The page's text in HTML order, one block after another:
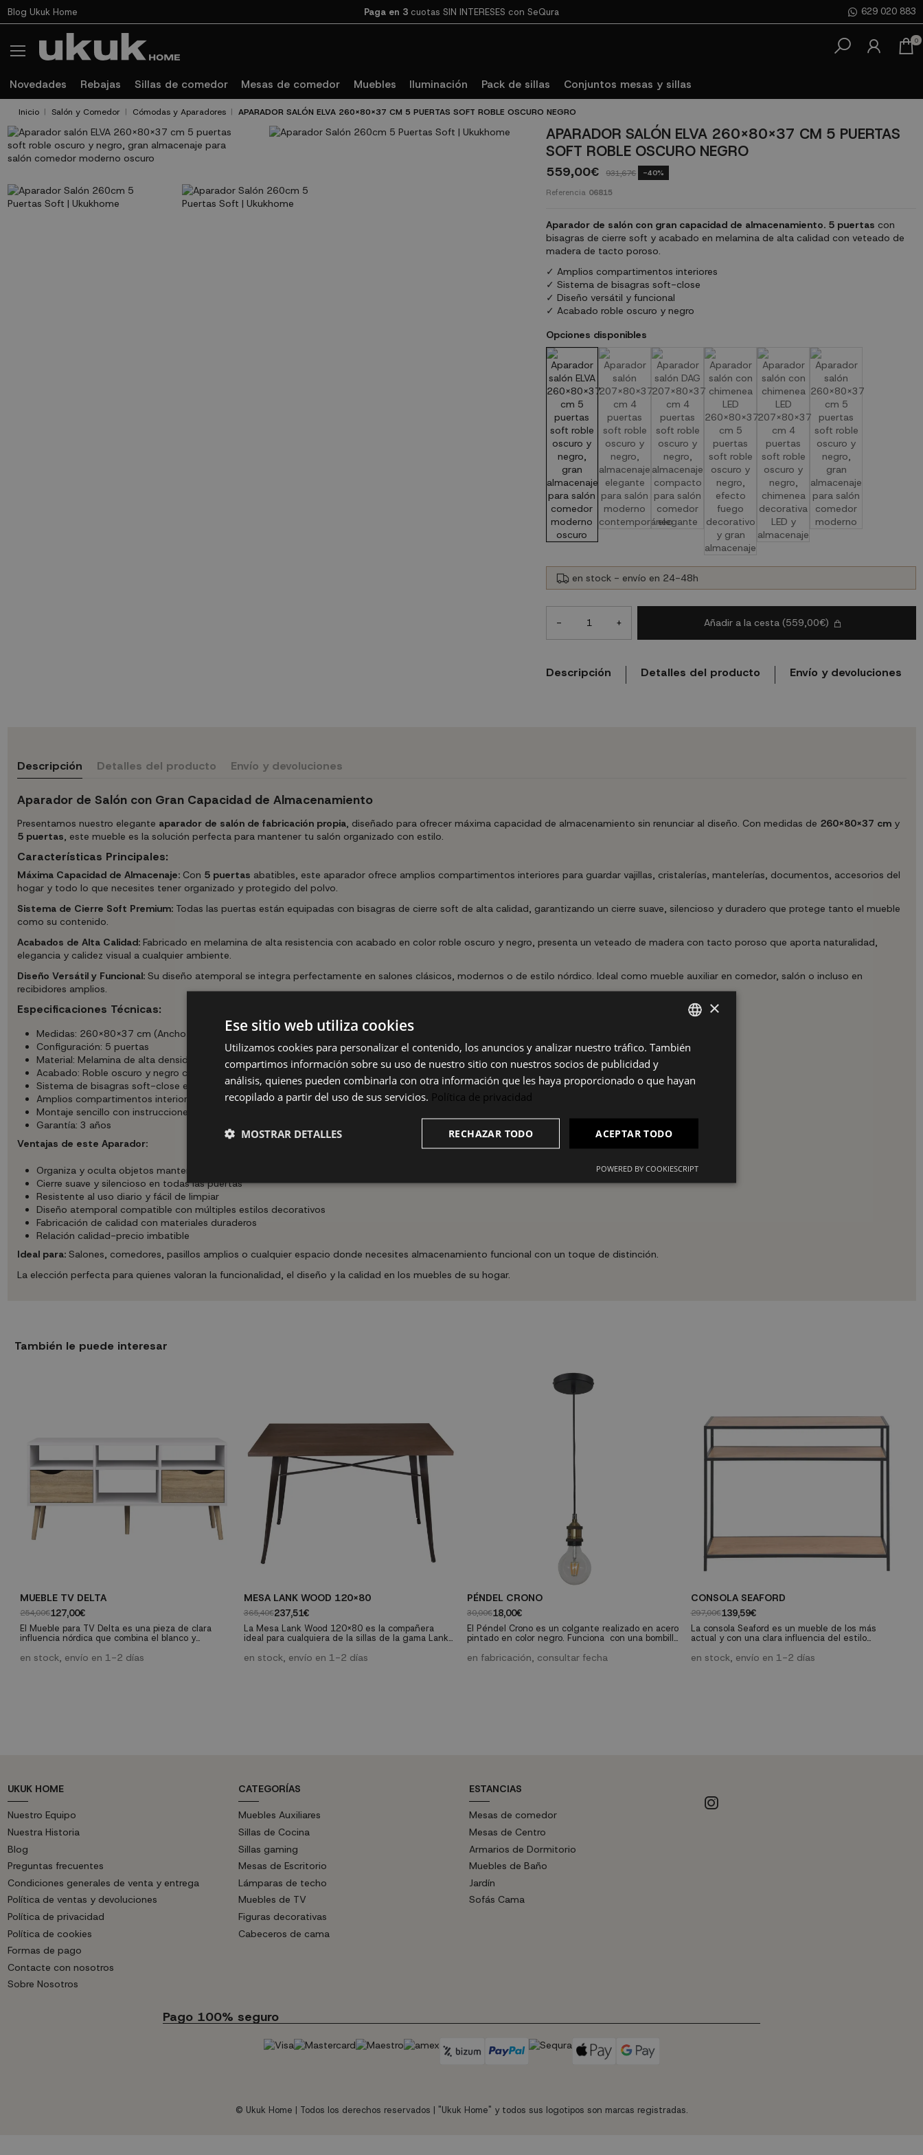
Blog Ukuk Home Paga en 3 cuotas SIN INTERESES con SeQura 629 020 883
0
Novedades Rebajas Sillas de comedor Mesas de comedor Muebles Iluminación Pack de sillas Conjuntos mesas y sillas
Inicio Salón y Comedor Cómodas y Aparadores APARADOR SALÓN ELVA 260X80X37 CM 5 PUERTAS SOFT ROBLE OSCURO NEGRO
APARADOR SALÓN ELVA 260X80X37 CM 5 PUERTAS
SOFT ROBLE OSCURO NEGRO
559,00€ 931,67€ -40%
Referencia 06815
Aparador de salón con gran capacidad de almacenamiento. 5 puertas con
bisagras de cierre soft y acabado en melamina de alta calidad con veteado de
madera de tacto poroso.
✓ Amplios compartimentos interiores
✓ Sistema de bisagras soft-close
✓ Diseño versátil y funcional
✓ Acabado roble oscuro y negro
Opciones disponibles
en stock - envío en 24-48h
- + Añadir a la cesta(559,00€)
Descripción Detalles del producto Envío y devoluciones
Descripción Detalles del producto Envío y devoluciones
Aparador de Salón con Gran Capacidad de Almacenamiento
Presentamos nuestro elegante aparador de salón de fabricación propia, diseñado para ofrecer máxima capacidad de almacenamiento sin renunciar al diseño. Con medidas de 260X80X37 cmy
5 puertas , este mueble es la solución perfecta para mantener tu salón organizado con estilo.
Características Principales:
Máxima Capacidad de Almacenaje:Con 5 puertas abatibles, este aparador ofrece amplios compartimentos interiores para guardar vajillas, cristalerías, mantelerías, documentos, accesorios del
hogar y todo lo que necesites tener organizado y protegido del polvo.
Sistema de Cierre Soft Premium:Todas las puertas están equipadas con bisagras de cierre soft de alta calidad, garantizando un cierre suave, silencioso y duradero que protege tanto el mueble
como su contenido.
Acabados de Alta Calidad:Fabricado en melamina de alta resistencia con acabado en color roble oscuro y negro, presenta un veteado de madera con tacto poroso que aporta naturalidad,
elegancia y calidez visual a cualquier ambiente.
Diseño Versátil y Funcional:Su diseño atemporal se integra perfectamente en salones clásicos, modernos o de estilo nórdico. Ideal como mueble auxiliar en comedor, salón o incluso en
recibidores amplios.
Especificaciones Técnicas:
Medidas: 260X80X37 cm (Ancho x Alto x Fondo)
Configuración: 5 puertas
Material: Melamina de alta densidad
Acabado: Roble oscuro y negro con veteado poroso
Sistema de bisagras soft-close en todas las puertas
Amplios compartimentos interiores
Montaje sencillo con instrucciones incluidas
Garantía: 3 años
Ventajas de este Aparador:
Organiza y oculta objetos manteniendo el orden visual
Cierre suave y silencioso en todas las puertas
Resistente al uso diario y fácil de limpiar
Diseño atemporal compatible con múltiples estilos decorativos
Fabricación de calidad con materiales duraderos
Relación calidad-precio imbatible
Ideal para:Salones, comedores, pasillos amplios o cualquier espacio donde necesites almacenamiento funcional con un toque de distinción.
La elección perfecta para quienes valoran la funcionalidad, el diseño y la calidad en los muebles de su hogar.
También le puede interesar
MUEBLE TV DELTA
254,00€127,00€
El Mueble para TV Delta es una pieza de clara
influencia nórdica que combina el blanco y
estilo, con un diseño desenfadado y actual. La
en stock, envío en 1-2 días
MESA LANK WOOD 120X80
365,40€237,51€
La Mesa Lank Wood 120x80 es la compañera
ideal para cualquiera de la sillas de la gama Lank
espacio actual y con estilo apoyándote en la
en stock, envío en 1-2 días
PÉNDEL CRONO
30,00€18,00€
El Péndel Crono es un colgante realizado en acero
pintado en color negro. Funciona con una bombilla
en fabricación, consultar fecha
CONSOLA SEAFORD
297,00€139,59€
La consola Seaford es un mueble de los más
actual y con una clara influencia del estilo
de apoyo en cualquier estancia de tu casa, así
en stock, envío en 1-2 días
UKUK HOME
Nuestro Equipo
Nuestra Historia
Blog
Preguntas frecuentes
Condiciones generales de venta y entrega
Política de ventas y devoluciones
Política de privacidad
Política de cookies
Formas de pago
Contacte con nosotros
Sobre Nosotros
CATEGORÍAS
Muebles Auxiliares
Sillas de Cocina
Sillas gaming
Mesas de Escritorio
Lámparas de techo
Muebles de TV
Figuras decorativas
Cabeceros de cama
ESTANCIAS
Mesas de comedor
Mesas de Centro
Armarios de Dormitorio
Muebles de Baño
Jardín
Sofás Cama
Pago 100% seguro
© Ukuk Home | Todos los derechos reservados | "Ukuk Home" y todos sus logotipos son marcas registradas.
SPANISH
×
Ese sitio web utiliza cookies
Utilizamos cookies para personalizar el contenido, los anuncios y analizar nuestro tráfico. También
compartimos información sobre su uso de nuestro sitio con nuestros socios de publicidad y
análisis, quienes pueden combinarla con otra información que les haya proporcionado o que hayan
recopilado a partir del uso de sus servicios. Política de privacidad
ACEPTAR TODO
RECHAZAR TODO
MOSTRAR DETALLES
POWERED BY COOKIESCRIPT